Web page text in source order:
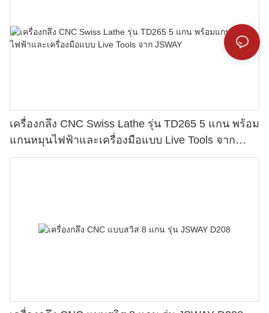
เครื่องกลึง CNC Swiss Lathe รุ่น TD265 5 แกน พร้อม
แกนหมุนไฟฟ้าและเครื่องมือแบบ Live Tools จาก
JSWAY